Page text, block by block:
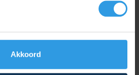
Akkoord
bij hardnekkige
of onbehandeld metaal om